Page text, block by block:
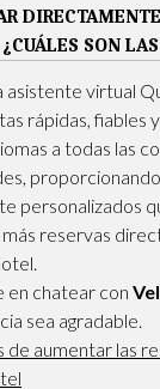
SON
asistente virtual
rápidas, fiables
a todas las
personalizados
reservas
en chatear con
sea agradable.
de aumentar las